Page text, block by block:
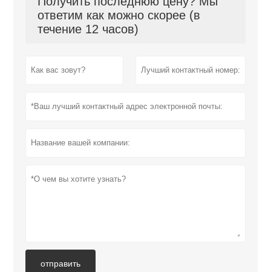
ответим как можно скорее (в
течение 12 часов)
отправить